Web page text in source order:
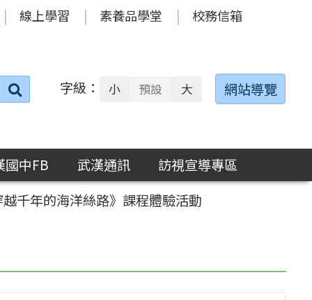
線上學習 素養品學堂 校務信箱
搜
字級： 小 預設 大 網站導覽
國中FB 武漢通訊
訪視宣導專區
千年的海洋絲路》課程體驗活動